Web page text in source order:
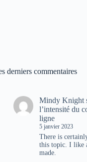
derniers commentaires
Mindy Knight
l’intensité du
ligne
5 janvier 2023
There is
this topic. I like
made.